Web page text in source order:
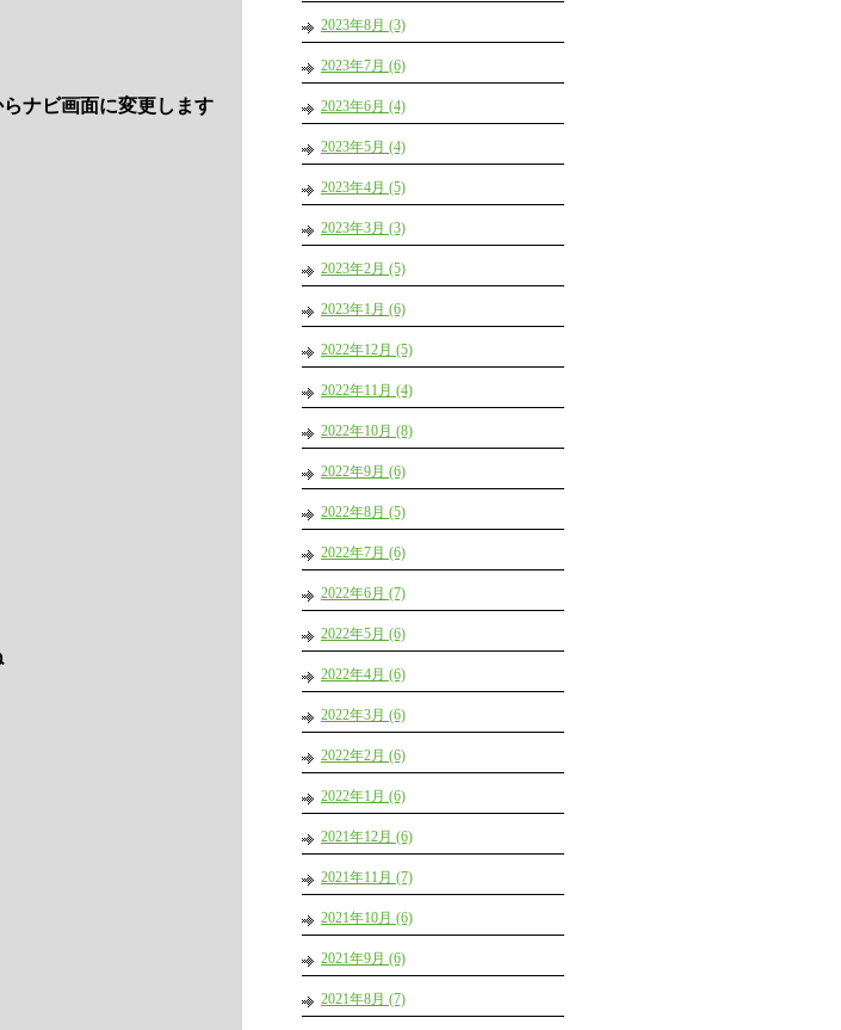
ナビ画面に変更します
2023年8月 (3)
2023年7月 (6)
2023年6月 (4)
2023年5月 (4)
2023年4月 (5)
2023年3月 (3)
2023年2月 (5)
2023年1月 (6)
2022年12月 (5)
2022年11月 (4)
2022年10月 (8)
2022年9月 (6)
2022年8月 (5)
2022年7月 (6)
2022年6月 (7)
2022年5月 (6)
2022年4月 (6)
2022年3月 (6)
2022年2月 (6)
2022年1月 (6)
2021年12月 (6)
2021年11月 (7)
2021年10月 (6)
2021年9月 (6)
2021年8月 (7)